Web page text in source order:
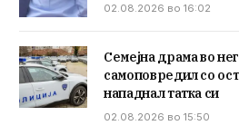
02.08.2026 во 16:02
Семејна драма во
самоповредил со
нападнал татка си
02.08.2026 во 15:50